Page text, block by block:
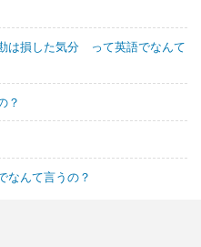
は損した気分 って英語でなんて
？
なんて言うの？